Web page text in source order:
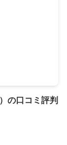
の口コミ評判